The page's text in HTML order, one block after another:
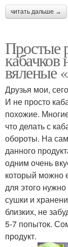
читать дальше →
Простые
кабачков
вяленые
Друзья мои,
И не просто
похожие.
что делать с
обороты. На
данного
одним очень
который можно
для этого
сушки и
близких, не
5-7 попыток.
продукт.